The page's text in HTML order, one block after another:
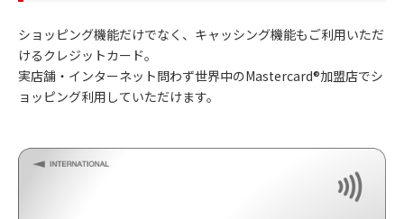
ショッピング機能だけでなく、キャッシング機能もご利用いただ
けるクレジットカード。
実店舗・インターネット問わず世界中のMastercard®加盟店でシ
ョッピング利用していただけます。